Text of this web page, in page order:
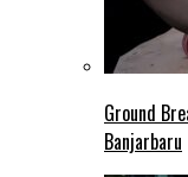
Ground
Banjarbaru